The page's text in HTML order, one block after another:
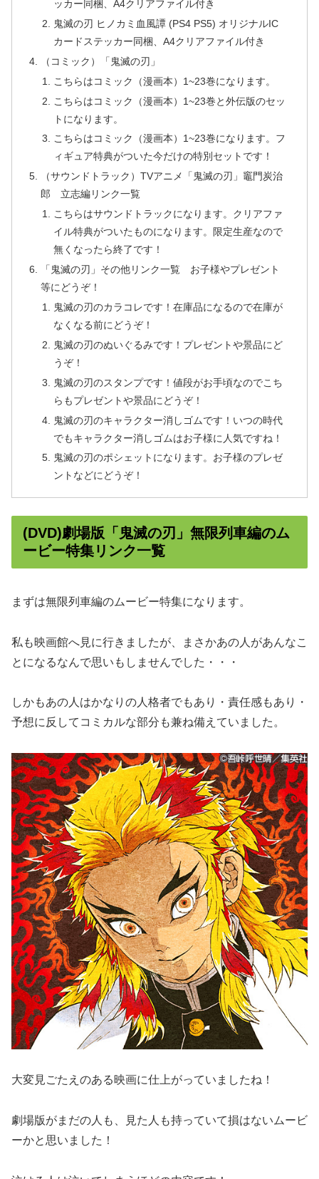
ッカー同梱、A4クリアファイル付き
鬼滅の刃 ヒノカミ血風譚 (PS4 PS5) オリジナルIC
カードステッカー同梱、A4クリアファイル付き
（コミック）「鬼滅の刃」
こちらはコミック（漫画本）1~23巻になります。
こちらはコミック（漫画本）1~23巻と外伝版のセッ
トになります。
こちらはコミック（漫画本）1~23巻になります。フ
ィギュア特典がついた今だけの特別セットです！
（サウンドトラック）TVアニメ「鬼滅の刃」竈門炭治
郎 立志編リンク一覧
こちらはサウンドトラックになります。クリアファ
イル特典がついたものになります。限定生産なので
無くなったら終了です！
「鬼滅の刃」その他リンク一覧 お子様やプレゼント
等にどうぞ！
鬼滅の刃のカラコレです！在庫品になるので在庫が
なくなる前にどうぞ！
鬼滅の刃のぬいぐるみです！プレゼントや景品にど
うぞ！
鬼滅の刃のスタンプです！値段がお手頃なのでこち
らもプレゼントや景品にどうぞ！
鬼滅の刃のキャラクター消しゴムです！いつの時代
でもキャラクター消しゴムはお子様に人気ですね！
鬼滅の刃のポシェットになります。お子様のプレゼ
ントなどにどうぞ！
(DVD)劇場版「鬼滅の刃」無限列車編のム
ービー特集リンク一覧
まずは無限列車編のムービー特集になります。
私も映画館へ見に行きましたが、まさかあの人があんなこ
とになるなんで思いもしませんでした・・・
しかもあの人はかなりの人格者でもあり・責任感もあり・
予想に反してコミカルな部分も兼ね備えていました。
大変見ごたえのある映画に仕上がっていましたね！
劇場版がまだの人も、見た人も持っていて損はないムービ
ーかと思いました！